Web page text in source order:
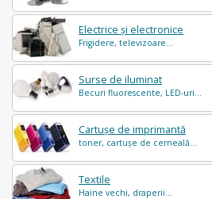
Electrice și electronice
Frigidere, televizoare...
Surse de iluminat
Becuri fluorescente, LED-uri...
Cartușe de imprimantă
toner, cartușe de cerneală...
Textile
Haine vechi, draperii...